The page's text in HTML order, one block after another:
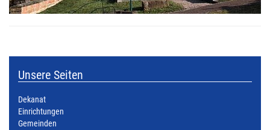
Unsere Seiten
Dekanat
Einrichtungen
Gemeinden